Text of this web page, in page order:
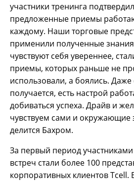
участники тренинга
предложенные приемы
каждому. Наши торговые
применили полученные
чувствуют себя увереннее,
приемы, которых раньше не
использовали, а боялись. Даже
получается, есть настрой
добиваться успеха. Драйв и
чувствуем сами и окружающие
делится Бахром.
За первый период
встреч стали более 100
корпоративных клиентов Tcell.